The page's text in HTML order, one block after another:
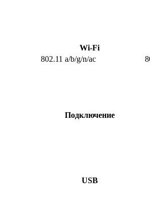
Wi-Fi
802.11 a/b/g/n/ac
Подключение
USB